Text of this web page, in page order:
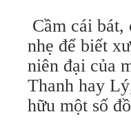
Cầm cái
nhẹ để biết
niên đại của
Thanh hay
hữu một số